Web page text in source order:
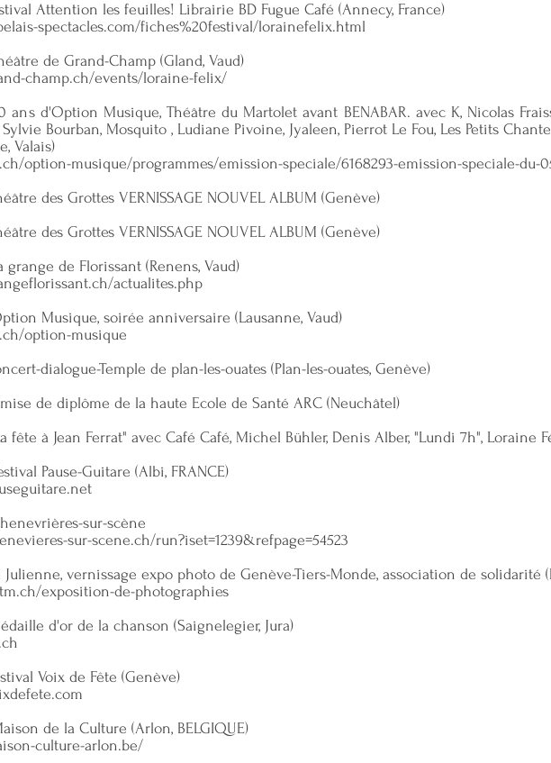
Attention les feuilles! Librairie BD Fugue Café (Annecy, France)
spectacles.com/fiches%20festival/lorainefelix.html
de Grand-Champ (Gland, Vaud)
champ.ch/events/loraine-felix/
ans d'Option Musique, Théâtre du Martolet avant BENABAR. avec K, Nicolas
Sylvie Bourban, Mosquito , Ludiane Pivoine, Jyaleen, Pierrot Le Fou, Les Petits
Valais)
option-musique/programmes/emission-speciale/6168293-emission-speciale-du-
des Grottes VERNISSAGE NOUVEL ALBUM (Genève)
des Grottes VERNISSAGE NOUVEL ALBUM (Genève)
grange de Florissant (Renens, Vaud)
actualites.php
Musique, soirée anniversaire (Lausanne, Vaud)
option-musique
dialogue-Temple de plan-les-ouates (Plan-les-ouates, Genève)
de diplôme de la haute Ecole de Santé ARC (Neuchâtel)
fête à Jean Ferrat" avec Café Café, Michel Bühler, Denis Alber, "Lundi 7h", Loraine
Pause-Guitare (Albi, FRANCE)
sur-scène
sur-scene.ch/run?iset=1239&refpage=54523
Julienne, vernissage expo photo de Genève-Tiers-Monde, association de solidarité
exposition-de-photographies
d'or de la chanson (Saignelegier, Jura)
Voix de Fête (Genève)
de la Culture (Arlon, BELGIQUE)
culture-arlon.be/